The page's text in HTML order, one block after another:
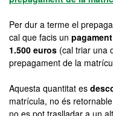
Per dur a terme el
cal que facis un pagament
1.500 euros (cal triar una
prepagament de la
Aquesta quantitat es
matrícula, no és
no es pot traslladar a un